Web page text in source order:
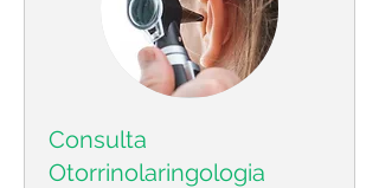
Consulta
Otorrinolaringologia